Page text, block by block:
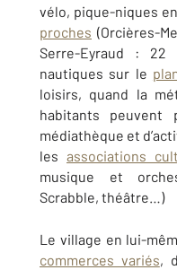
vélo, pique-niques
proches (Orcières-
Serre-Eyraud : 22
nautiques sur le
loisirs, quand la
habitants peuvent
médiathèque et
les associations
musique et
Scrabble, théâtre…)
Le village en lui-
commerces variés,